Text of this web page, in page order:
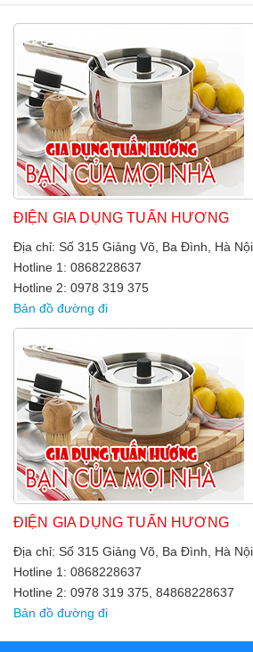
ĐIỆN GIA DỤNG TUẤN HƯƠNG
Địa chỉ: Số 315 Giảng Võ, Ba Đình, Hà Nội
Hotline 1: 0868228637
Hotline 2: 0978 319 375
Bản đồ đường đi
ĐIỆN GIA DỤNG TUẤN HƯƠNG
Địa chỉ: Số 315 Giảng Võ, Ba Đình, Hà Nội
Hotline 1: 0868228637
Hotline 2: 0978 319 375, 84868228637
Bản đồ đường đi